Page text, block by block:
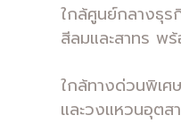
ใกล้ศูนย์กลางธุร
สีลมและสาทร พ
ใกล้ทางด่วนพิเศ
และวงแหวนอุตส